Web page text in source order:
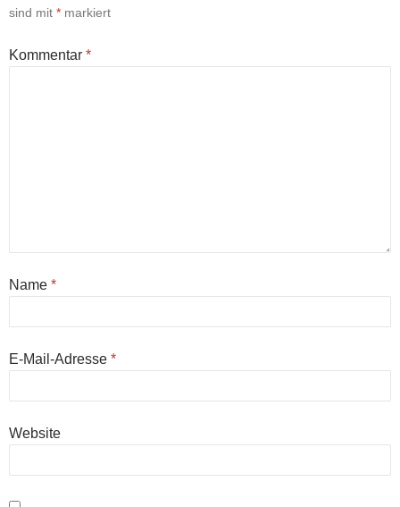
sind mit * markiert
Kommentar *
Name *
E-Mail-Adresse *
Website